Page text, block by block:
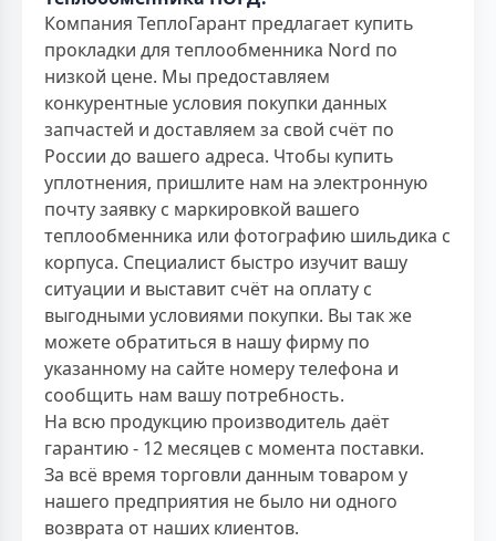
Компания ТеплоГарант предлагает купить
прокладки для теплообменника Nord по
низкой цене. Мы предоставляем
конкурентные условия покупки данных
запчастей и доставляем за свой счёт по
России до вашего адреса. Чтобы купить
уплотнения, пришлите нам на электронную
почту заявку с маркировкой вашего
теплообменника или фотографию шильдика с
корпуса. Специалист быстро изучит вашу
ситуации и выставит счёт на оплату с
выгодными условиями покупки. Вы так же
можете обратиться в нашу фирму по
указанному на сайте номеру телефона и
сообщить нам вашу потребность.
На всю продукцию производитель даёт
гарантию - 12 месяцев с момента поставки.
За всё время торговли данным товаром у
нашего предприятия не было ни одного
возврата от наших клиентов.